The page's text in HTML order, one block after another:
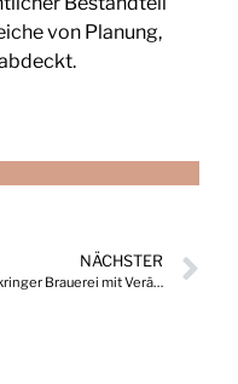
von Planung,
NÄCHSTER
Ottakringer Brauerei mit Veränderung in der Geschäftsführung